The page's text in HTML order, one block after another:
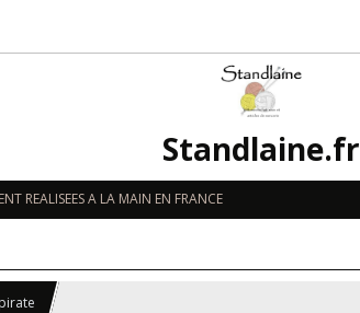
Standlaine.fr
REALISEES A LA MAIN EN FRANCE